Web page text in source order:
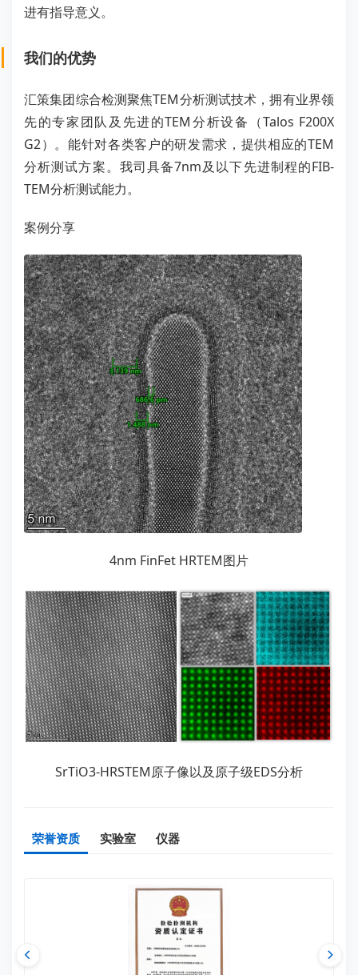
进有指导意义。
我们的优势
汇策集团综合检测聚焦TEM分析测试技术，拥有业界领
先的专家团队及先进的TEM分析设备（Talos F200X
G2）。能针对各类客户的研发需求，提供相应的TEM
分析测试方案。我司具备7nm及以下先进制程的FIB-
TEM分析测试能力。
案例分享
4nm FinFet HRTEM图片
SrTiO3-HRSTEM原子像以及原子级EDS分析
荣誉资质 实验室 仪器